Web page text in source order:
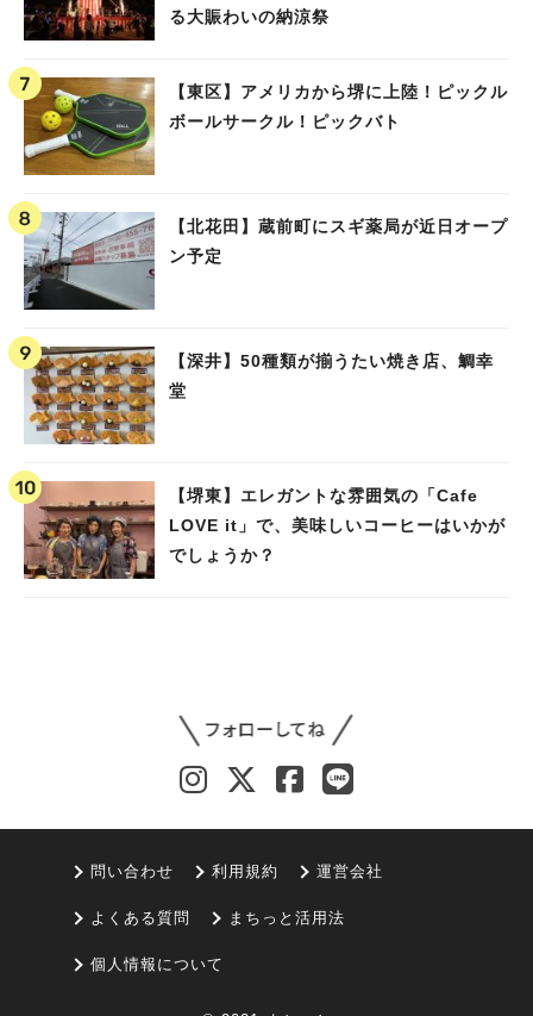
る大賑わいの納涼祭
【東区】アメリカから堺に上陸！ピックル
ボールサークル！ピックバト
【北花田】蔵前町にスギ薬局が近日オープ
ン予定
【深井】50種類が揃うたい焼き店、鯛幸
堂
【堺東】エレガントな雰囲気の「Cafe
LOVE it」で、美味しいコーヒーはいかが
でしょうか？
問い合わせ 利用規約 運営会社
よくある質問 まちっと活用法
個人情報について